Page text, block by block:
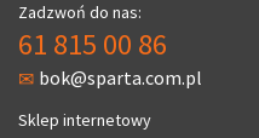
Zadzwoń do nas:
61 815 00 86
bok@sparta.com.pl
Sklep internetowy